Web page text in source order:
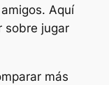
Aquí
sobre jugar
más